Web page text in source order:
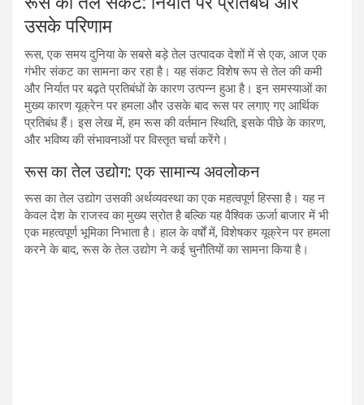
उसके परिणाम
रूस, एक समय दुनिया के सबसे बड़े तेल उत्पादक देशों में से एक, आज एक
गंभीर संकट का सामना कर रहा है। यह संकट विशेष रूप से तेल की कमी
और निर्यात पर बढ़ते प्रतिबंधों के कारण उत्पन्न हुआ है। इन समस्याओं का
मुख्य कारण यूक्रेन पर हमला और उसके बाद रूस पर लगाए गए आर्थिक
प्रतिबंध हैं। इस लेख में, हम रूस की वर्तमान स्थिति, इसके पीछे के कारण,
और भविष्य की संभावनाओं पर विस्तृत चर्चा करेंगे।
रूस का तेल उद्योग: एक सामान्य अवलोकन
रूस का तेल उद्योग उसकी अर्थव्यवस्था का एक महत्वपूर्ण हिस्सा है। यह न
केवल देश के राजस्व का मुख्य स्रोत है बल्कि यह वैश्विक ऊर्जा बाजार में भी
एक महत्वपूर्ण भूमिका निभाता है। हाल के वर्षों में, विशेषकर यूक्रेन पर हमला
करने के बाद, रूस के तेल उद्योग ने कई चुनौतियों का सामना किया है।